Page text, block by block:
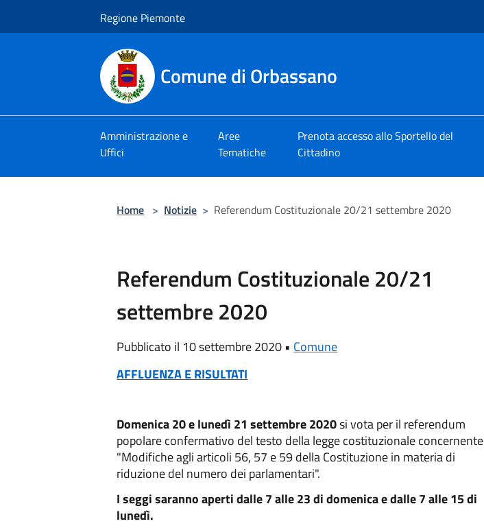
Regione Piemonte
Comune di Orbassano
Amministrazione e
Uffici
Aree
Tematiche
Prenota accesso allo Sportello del
Cittadino
Home > Notizie > Referendum Costituzionale 20/21 settembre 2020
Referendum Costituzionale 20/21
settembre 2020
Pubblicato il 10 settembre 2020 • Comune
AFFLUENZA E RISULTATI
Domenica 20 e lunedì 21 settembre 2020si vota per il referendum
popolare confermativo del testo della legge costituzionale concernente
"Modifiche agli articoli 56, 57 e 59 della Costituzione in materia di
riduzione del numero dei parlamentari".
I seggi saranno aperti dalle 7 alle 23 di domenica e dalle 7 alle 15 di
lunedì.